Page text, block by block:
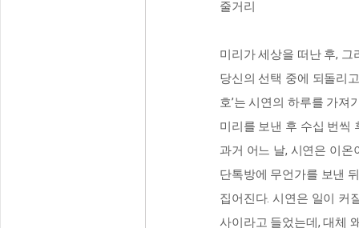
줄거리
미리가 세상을 떠난 후,
당신의 선택 중에 되돌리
호’는 시연의 하루를 가
미리를 보낸 후 수십 번씩
과거 어느 날, 시연은 이
단톡방에 무언가를 보낸
집어진다. 시연은 일이 커
사이라고 들었는데, 대체